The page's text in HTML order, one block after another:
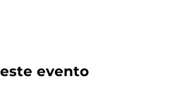
evento